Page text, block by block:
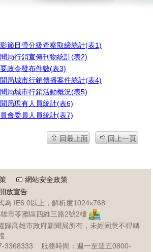
節目帶分級查察取締統計(表1)
局行銷宣傳刊物統計(表2)
政令發布件數(表3)
局城市行銷傳播案件統計(表4)
局城市行銷活動概況(表5)
局現有人員統計(表6)
會委員人員統計(表7)
回最上面 回上一頁
網站安全政策
放宣告
為 IE6.0以上，解析度1024x768
市苓雅區四維三路2號2樓
歸高雄市政府新聞局所有，未經同意不得轉
3368333 服務時間：週一至週五0800-